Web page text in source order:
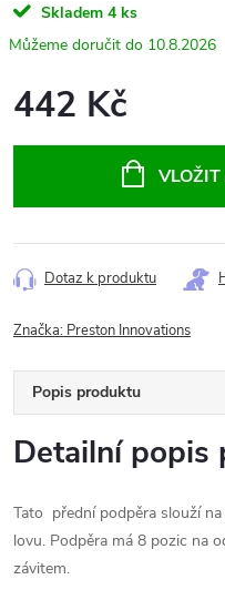
Skladem 4 ks
10.8.2026
442 Kč
Dotaz k produktu
Značka: Preston Innovations
Popis produktu
Detailní popis
Tato přední podpěra slouží
lovu. Podpěra má 8 pozic na
závitem.